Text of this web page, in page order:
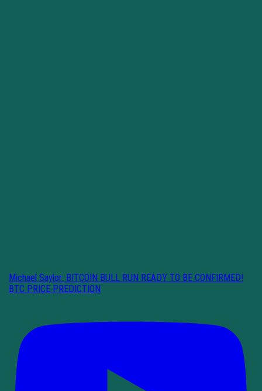
Michael Saylor: BITCOIN BULL RUN READY TO BE CONFIRMED!
BTC PRICE PREDICTION